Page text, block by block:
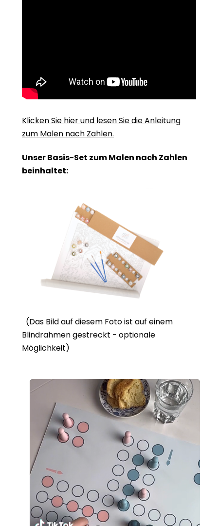
Klicken Sie hier und lesen Sie die Anleitung
zum Malen nach Zahlen.
Unser Basis-Set zum Malen nach Zahlen
beinhaltet:
(Das Bild auf diesem Foto ist auf einem
Blindrahmen gestreckt - optionale
Möglichkeit)